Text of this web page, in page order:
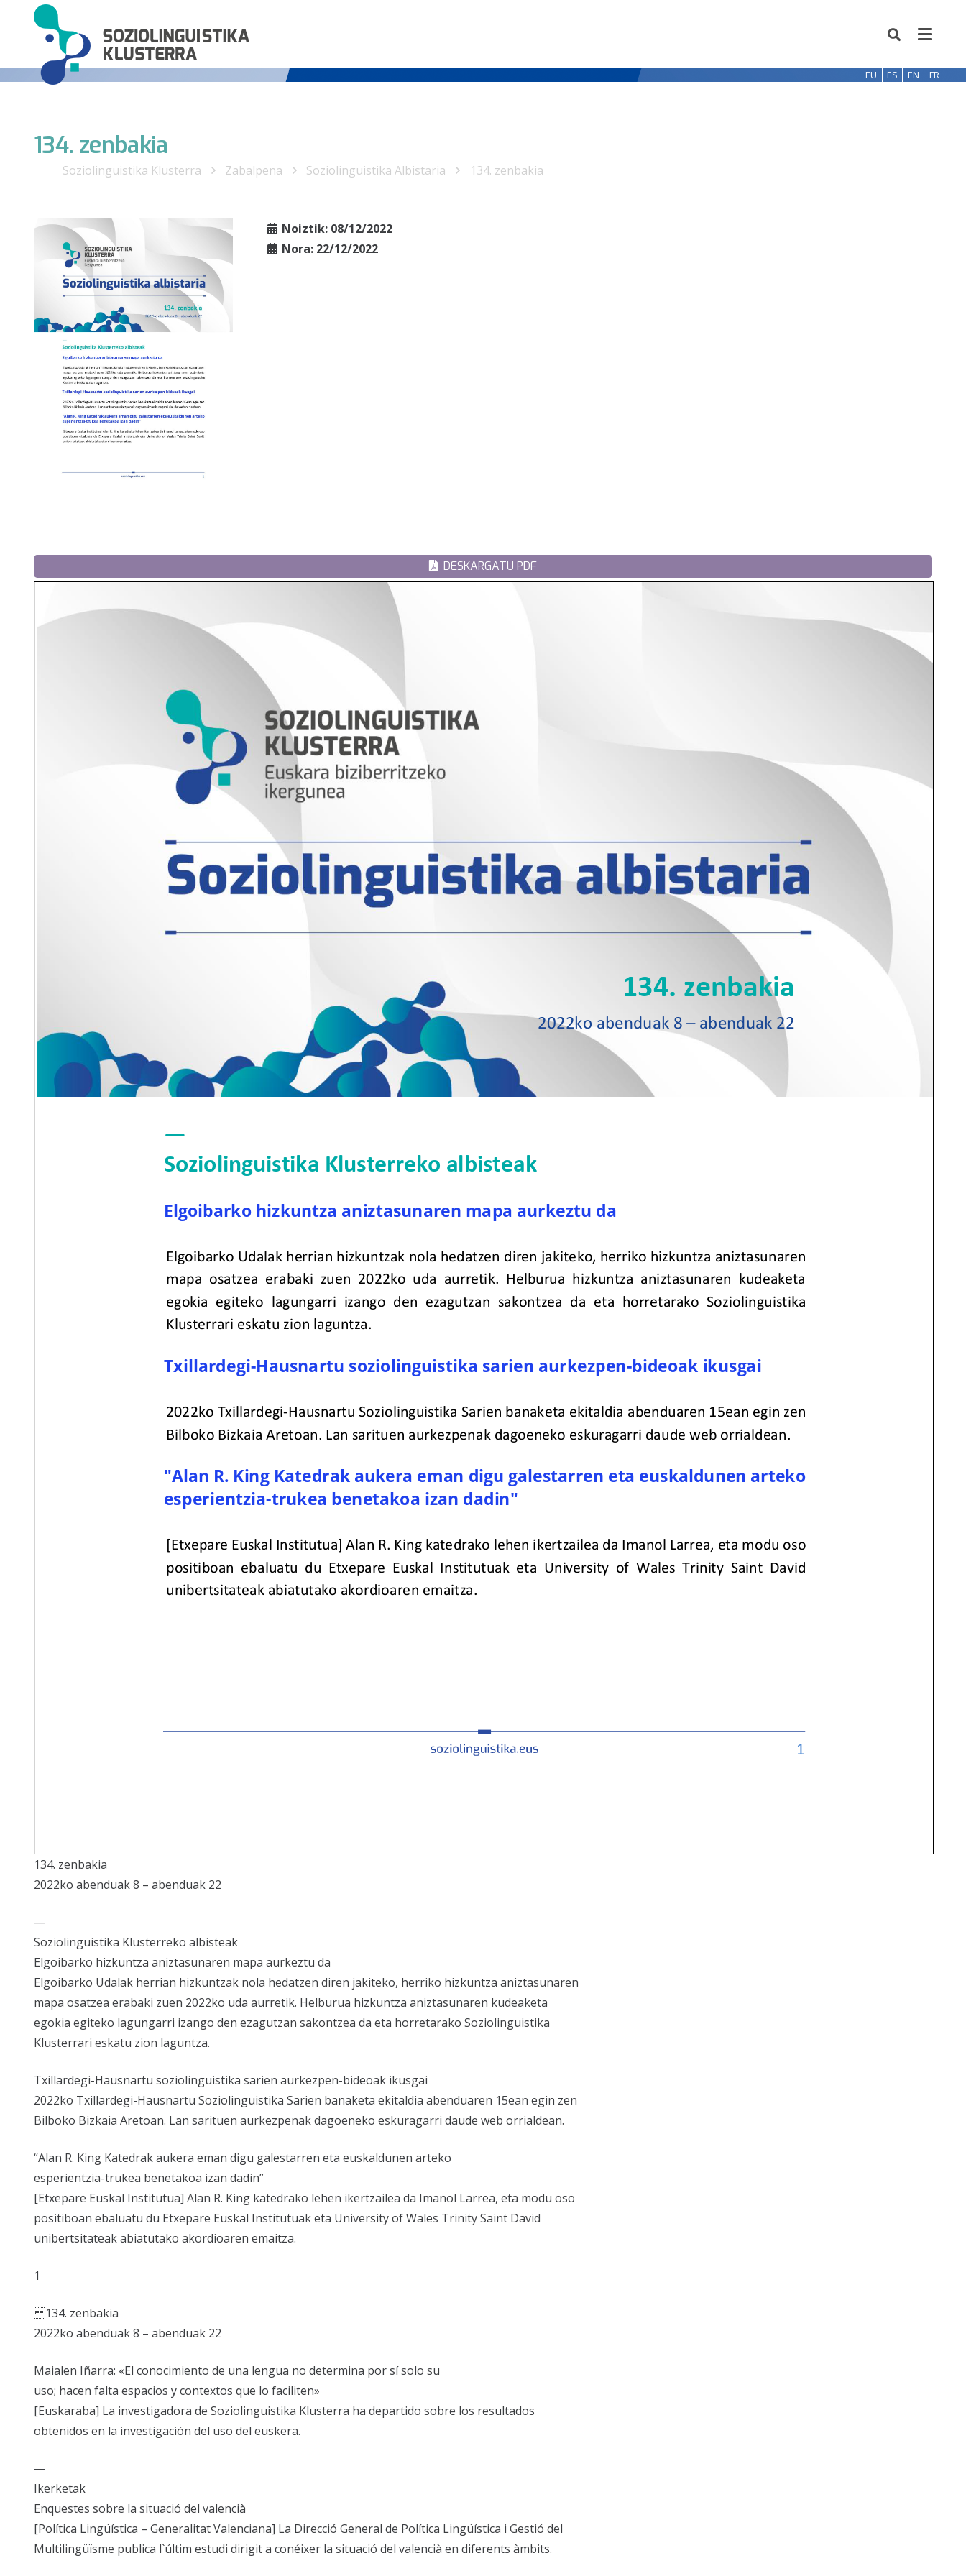
EU ES EN FR
134. zenbakia
Soziolinguistika Klusterra Zabalpena Soziolinguistika Albistaria 134. zenbakia
Noiztik: 08/12/2022
Nora: 22/12/2022
DESKARGATU PDF
134. zenbakia
2022ko abenduak 8 – abenduak 22
—
Soziolinguistika Klusterreko albisteak
Elgoibarko hizkuntza aniztasunaren mapa aurkeztu da
Elgoibarko Udalak herrian hizkuntzak nola hedatzen diren jakiteko, herriko hizkuntza aniztasunaren
mapa osatzea erabaki zuen 2022ko uda aurretik. Helburua hizkuntza aniztasunaren kudeaketa
egokia egiteko lagungarri izango den ezagutzan sakontzea da eta horretarako Soziolinguistika
Klusterrari eskatu zion laguntza.
Txillardegi-Hausnartu soziolinguistika sarien aurkezpen-bideoak ikusgai
2022ko Txillardegi-Hausnartu Soziolinguistika Sarien banaketa ekitaldia abenduaren 15ean egin zen
Bilboko Bizkaia Aretoan. Lan sarituen aurkezpenak dagoeneko eskuragarri daude web orrialdean.
“Alan R. King Katedrak aukera eman digu galestarren eta euskaldunen arteko
esperientzia-trukea benetakoa izan dadin”
[Etxepare Euskal Institutua] Alan R. King katedrako lehen ikertzailea da Imanol Larrea, eta modu oso
positiboan ebaluatu du Etxepare Euskal Institutuak eta University of Wales Trinity Saint David
unibertsitateak abiatutako akordioaren emaitza.
1
134. zenbakia
2022ko abenduak 8 – abenduak 22
Maialen Iñarra: «El conocimiento de una lengua no determina por sí solo su
uso; hacen falta espacios y contextos que lo faciliten»
[Euskaraba] La investigadora de Soziolinguistika Klusterra ha departido sobre los resultados
obtenidos en la investigación del uso del euskera.
—
Ikerketak
Enquestes sobre la situació del valencià
[Política Lingüística – Generalitat Valenciana] La Direcció General de Política Lingüística i Gestió del
Multilingüïsme publica l`últim estudi dirigit a conéixer la situació del valencià en diferents àmbits.